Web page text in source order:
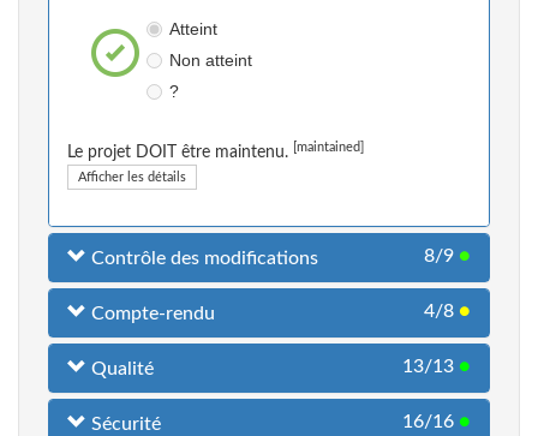
Atteint
Non atteint
?
Le projet DOIT être maintenu. [maintained]
Afficher les détails
Contrôle des modifications 8/9 ●
Compte-rendu 4/8 ●
Qualité 13/13 ●
Sécurité 16/16 ●